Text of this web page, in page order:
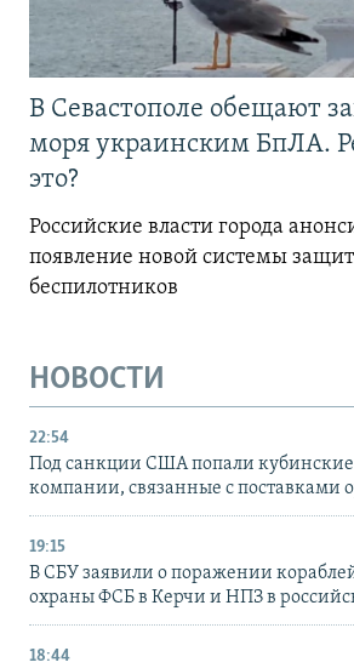
В Севастополе обещают
моря украинским БпЛА.
это?
Российские власти города
появление новой системы
беспилотников
НОВОСТИ
22:54
Под санкции США попали
компании, связанные с поставками
19:15
В СБУ заявили о поражении
охраны ФСБ в Керчи и НПЗ в
18:44